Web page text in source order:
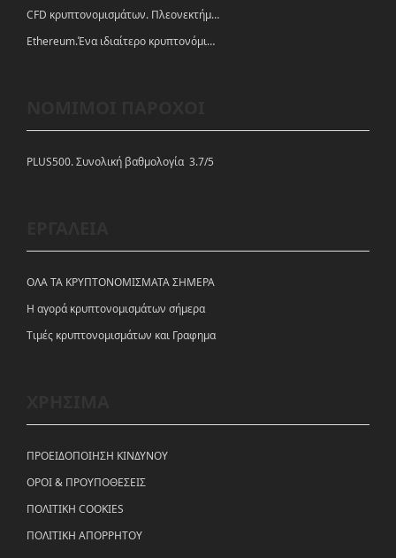
CFD κρυπτονομισμάτων. Πλεονεκτήματα και ευκαιρίες
Ethereum.Ένα ιδιαίτερο κρυπτονόμισμα-πλατφόρμα
PLUS500. Συνολική βαθμολογία 3.7/5
ΟΛΑ ΤΑ ΚΡΥΠΤΟΝΟΜΙΣΜΑΤΑ ΣΗΜΕΡΑ
Η αγορά κρυπτονομισμάτων σήμερα
Tιμές κρυπτονομισμάτων και Γραφημα
ΠΡΟΕΙΔΟΠΟΙΗΣΗ ΚΙΝΔΥΝΟΥ
ΟΡΟΙ & ΠΡΟΥΠΟΘΕΣΕΙΣ
ΠΟΛΙΤΙΚΗ COOKIES
ΠΟΛΙΤΙΚΗ ΑΠΟΡΡΗΤΟΥ